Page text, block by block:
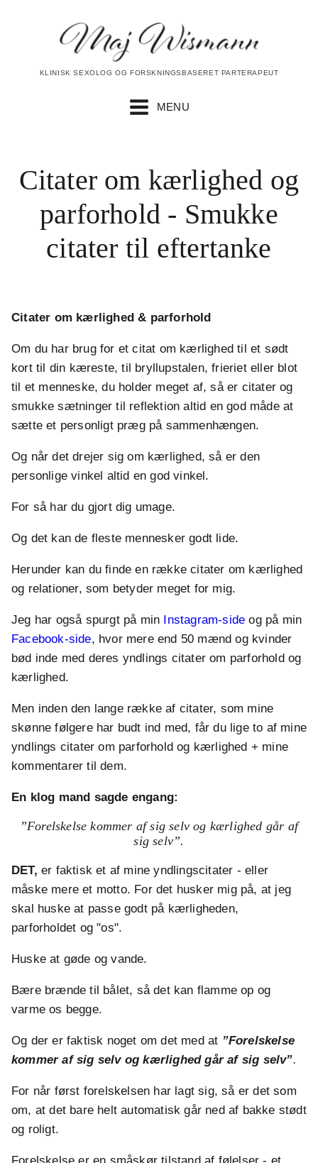
KLINISK SEXOLOG OG FORSKNINGSBASERET PARTERAPEUT
MENU
Citater om kærlighed og
parforhold - Smukke
citater til eftertanke
Citater om kærlighed & parforhold
Om du har brug for et citat om kærlighed til et sødt
kort til din kæreste, til bryllupstalen, frieriet eller blot
til et menneske, du holder meget af, så er citater og
smukke sætninger til reflektion altid en god måde at
sætte et personligt præg på sammenhængen.
Og når det drejer sig om kærlighed, så er den
personlige vinkel altid en god vinkel.
For så har du gjort dig umage.
Og det kan de fleste mennesker godt lide.
Herunder kan du finde en række citater om kærlighed
og relationer, som betyder meget for mig.
Jeg har også spurgt på min Instagram-side og på min
Facebook-side, hvor mere end 50 mænd og kvinder
bød inde med deres yndlings citater om parforhold og
kærlighed.
Men inden den lange række af citater, som mine
skønne følgere har budt ind med, får du lige to af mine
yndlings citater om parforhold og kærlighed + mine
kommentarer til dem.
En klog mand sagde engang:
”Forelskelse kommer af sig selv og kærlighed går af
sig selv”.
DET, er faktisk et af mine yndlingscitater - eller
måske mere et motto. For det husker mig på, at jeg
skal huske at passe godt på kærligheden,
parforholdet og "os".
Huske at gøde og vande.
Bære brænde til bålet, så det kan flamme op og
varme os begge.
Og der er faktisk noget om det med at ”Forelskelse
kommer af sig selv og kærlighed går af sig selv”.
For når først forelskelsen har lagt sig, så er det som
om, at det bare helt automatisk går ned af bakke stødt
og roligt.